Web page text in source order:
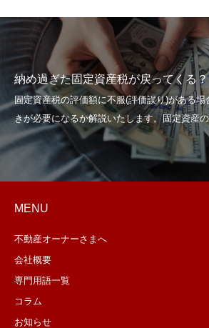
納め過ぎた固定資産税が戻ってくる？
MENU
不動産オーナーさまへ
会社概要
専門用語一覧
コラム
お知らせ